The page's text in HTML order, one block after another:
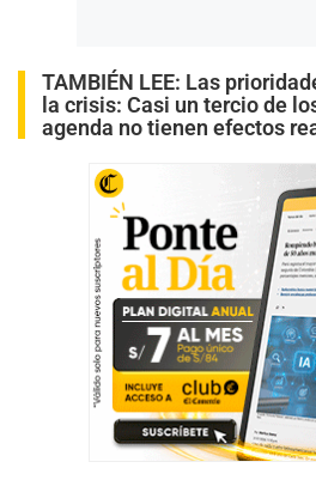
TAMBIÉN LEE: Las
la crisis: Casi un tercio de
agenda no tienen efectos